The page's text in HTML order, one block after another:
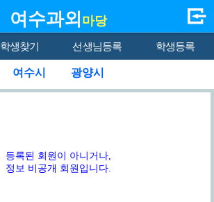
여수과외 마당
학생찾기 선생님등록 학생등록
여수시 광양시
등록된 회원이 아니거나,
정보 비공개 회원입니다.